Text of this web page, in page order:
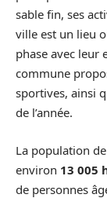
sable fin, ses
ville est un lieu
phase avec leur
commune
sportives, ainsi
de l’année.
La population
environ 13 005
de personnes